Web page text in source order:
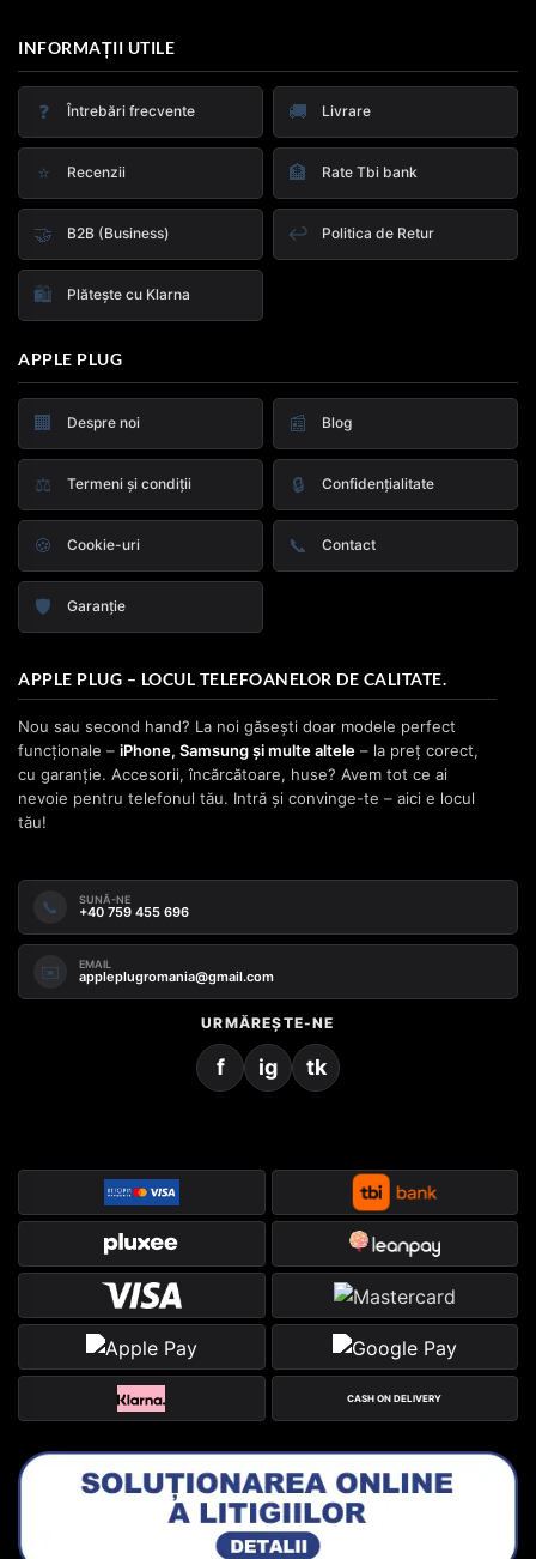
INFORMAȚII UTILE
❓ Întrebări frecvente 🚚 Livrare
⭐ Recenzii 🏦 Rate Tbi bank
🤝 B2B (Business) ↩️ Politica de Retur
🛍️ Plătește cu Klarna
APPLE PLUG
🏢 Despre noi 📰 Blog
⚖️ Termeni și condiții 🔒 Confidențialitate
🍪 Cookie-uri 📞 Contact
🛡️ Garanție
APPLE PLUG – LOCUL TELEFOANELOR DE CALITATE.
Nou sau second hand? La noi găsești doar modele perfect
funcționale – iPhone, Samsung și multe altele – la preț corect,
cu garanție. Accesorii, încărcătoare, huse? Avem tot ce ai
nevoie pentru telefonul tău. Intră și convinge-te – aici e locul
tău!
📞 SUNĂ-NE
+40 759 455 696
✉️ EMAIL
appleplugromania@gmail.com
URMĂREȘTE-NE
f ig tk
CASH ON DELIVERY